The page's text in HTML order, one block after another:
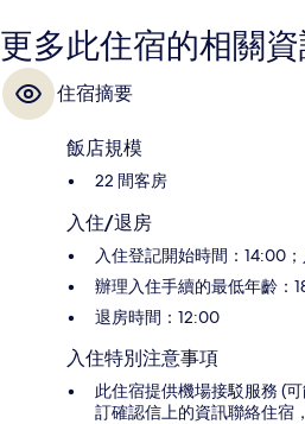
更多此住宿的相關
住宿摘要
飯店規模
22 間客房
入住/退房
入住登記開始時間：14:00
辦理入住手續的最低年齡：
退房時間：12:00
入住特別注意事項
此住宿提供機場接駁服務 (
訂確認信上的資訊聯絡住宿